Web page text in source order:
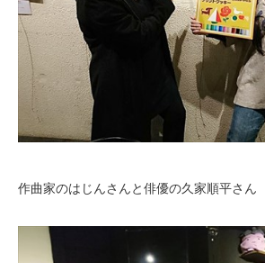
作曲家のはじんさんと俳優の久家順平さん